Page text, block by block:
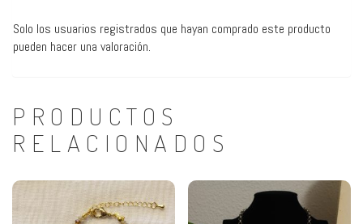
Solo los usuarios registrados que hayan comprado este producto
pueden hacer una valoración.
PRODUCTOS
RELACIONADOS